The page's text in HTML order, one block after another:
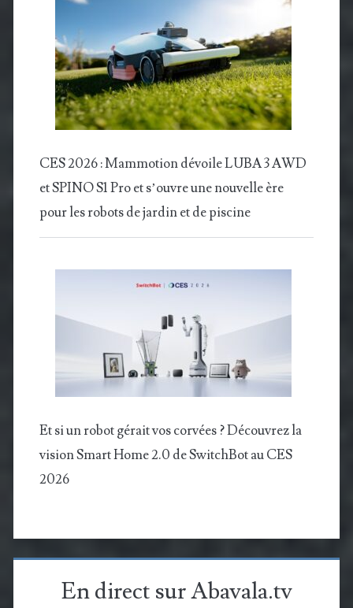
CES 2026 : Mammotion dévoile LUBA 3 AWD
et SPINO S1 Pro et s’ouvre une nouvelle ère
pour les robots de jardin et de piscine
Et si un robot gérait vos corvées ? Découvrez la
vision Smart Home 2.0 de SwitchBot au CES
2026
En direct sur Abavala.tv